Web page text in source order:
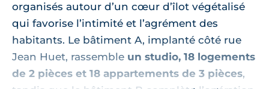
organisés autour d’un cœur d’îlot végétalisé
qui favorise l’intimité et l’agrément des
habitants. Le bâtiment A, implanté côté rue
Jean Huet, rassemble un studio, 18 logements
de 2 pièces et 18 appartements de 3 pièces,